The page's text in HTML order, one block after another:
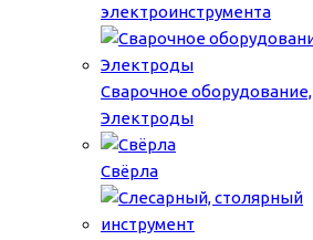
электроинструмента
Сварочное оборудование,
Электроды
Свёрла